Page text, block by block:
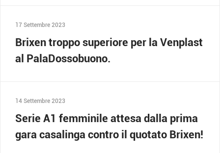
17 Settembre 2023
Brixen troppo superiore per la Venplast
al PalaDossobuono.
14 Settembre 2023
Serie A1 femminile attesa dalla prima
gara casalinga contro il quotato Brixen!